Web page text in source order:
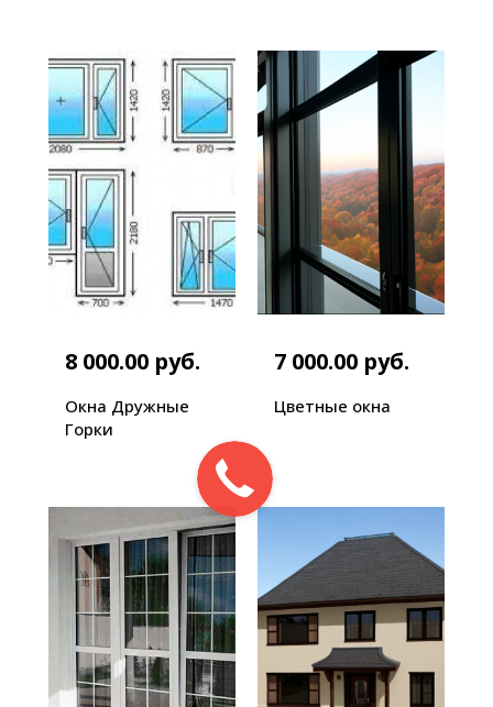
8 000.00 руб.
Окна Дружные
Горки
7 000.00 руб.
Цветные окна